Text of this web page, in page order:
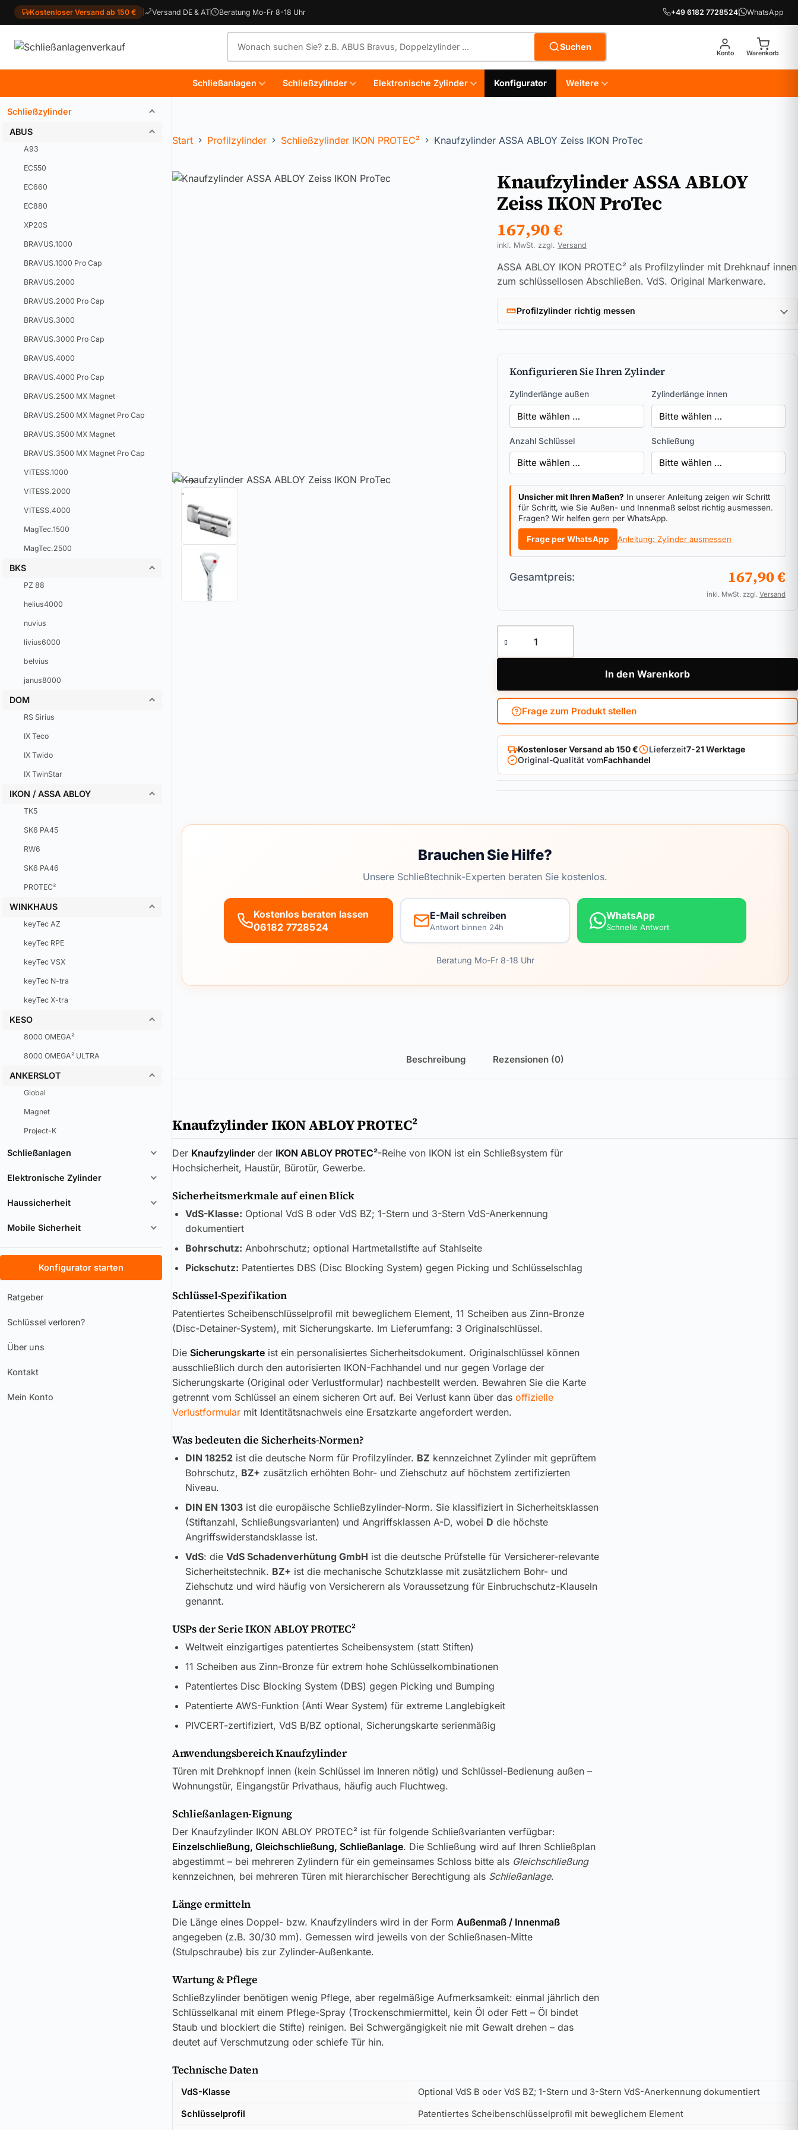
Kostenloser Versand ab 150 € Versand DE & AT Beratung Mo-Fr 8-18 Uhr +49 6182 7728524 WhatsApp
Suchen
Konto Warenkorb
Schließanlagen Schließzylinder Elektronische Zylinder Konfigurator Weitere
Schließzylinder
ABUS
A93
EC550
EC660
EC880
XP20S
BRAVUS.1000
BRAVUS.1000 Pro Cap
BRAVUS.2000
BRAVUS.2000 Pro Cap
BRAVUS.3000
BRAVUS.3000 Pro Cap
BRAVUS.4000
BRAVUS.4000 Pro Cap
BRAVUS.2500 MX Magnet
BRAVUS.2500 MX Magnet Pro Cap
BRAVUS.3500 MX Magnet
BRAVUS.3500 MX Magnet Pro Cap
VITESS.1000
VITESS.2000
VITESS.4000
MagTec.1500
MagTec.2500
BKS
PZ 88
helius4000
nuvius
livius6000
belvius
janus8000
DOM
RS Sirius
IX Teco
IX Twido
IX TwinStar
IKON / ASSA ABLOY
TK5
SK6 PA45
RW6
SK6 PA46
PROTEC²
WINKHAUS
keyTec AZ
keyTec RPE
keyTec VSX
keyTec N-tra
keyTec X-tra
KESO
8000 OMEGA²
8000 OMEGA² ULTRA
ANKERSLOT
Global
Magnet
Project-K
Schließanlagen
Elektronische Zylinder
Haussicherheit
Mobile Sicherheit
Konfigurator starten
Ratgeber
Schlüssel verloren?
Über uns
Kontakt
Mein Konto
Start Profilzylinder Schließzylinder IKON PROTEC² Knaufzylinder ASSA ABLOY Zeiss IKON ProTec
Knaufzylinder ASSA ABLOY
Zeiss IKON ProTec
167,90€
inkl. MwSt. zzgl. Versand
ASSA ABLOY IKON PROTEC² als Profilzylinder mit Drehknauf innen
zum schlüssellosen Abschließen. VdS. Original Markenware.
Profilzylinder richtig messen
Konfigurieren Sie Ihren Zylinder
Zylinderlänge außen Zylinderlänge innen
Anzahl Schlüssel Schließung
Unsicher mit Ihren Maßen? In unserer Anleitung zeigen wir Schritt
für Schritt, wie Sie Außen- und Innenmaß selbst richtig ausmessen.
Fragen? Wir helfen gern per WhatsApp.
Frage per WhatsApp Anleitung: Zylinder ausmessen
Gesamtpreis: 167,90 €
inkl. MwSt. zzgl. Versand
In den Warenkorb
Frage zum Produkt stellen
Kostenloser Versand ab 150 € Lieferzeit7-21 Werktage
Original-Qualität vomFachhandel
Brauchen Sie Hilfe?
Unsere Schließtechnik-Experten beraten Sie kostenlos.
Kostenlos beraten lassen
06182 7728524
E-Mail schreiben
Antwort binnen 24h
WhatsApp
Schnelle Antwort
Beratung Mo-Fr 8-18 Uhr
Beschreibung Rezensionen (0)
Knaufzylinder IKON ABLOY PROTEC²
Der Knaufzylinder der IKON ABLOY PROTEC²-Reihe von IKON ist ein Schließsystem für
Hochsicherheit, Haustür, Bürotür, Gewerbe.
Sicherheitsmerkmale auf einen Blick
VdS-Klasse: Optional VdS B oder VdS BZ; 1-Stern und 3-Stern VdS-Anerkennung
dokumentiert
Bohrschutz: Anbohrschutz; optional Hartmetallstifte auf Stahlseite
Pickschutz: Patentiertes DBS (Disc Blocking System) gegen Picking und Schlüsselschlag
Schlüssel-Spezifikation
Patentiertes Scheibenschlüsselprofil mit beweglichem Element, 11 Scheiben aus Zinn-Bronze
(Disc-Detainer-System), mit Sicherungskarte. Im Lieferumfang: 3 Originalschlüssel.
Die Sicherungskarte ist ein personalisiertes Sicherheitsdokument. Originalschlüssel können
ausschließlich durch den autorisierten IKON-Fachhandel und nur gegen Vorlage der
Sicherungskarte (Original oder Verlustformular) nachbestellt werden. Bewahren Sie die Karte
getrennt vom Schlüssel an einem sicheren Ort auf. Bei Verlust kann über das offizielle
Verlustformular mit Identitätsnachweis eine Ersatzkarte angefordert werden.
Was bedeuten die Sicherheits-Normen?
DIN 18252ist die deutsche Norm für Profilzylinder. BZ kennzeichnet Zylinder mit geprüftem
Bohrschutz, BZ+ zusätzlich erhöhten Bohr- und Ziehschutz auf höchstem zertifizierten
Niveau.
DIN EN 1303ist die europäische Schließzylinder-Norm. Sie klassifiziert in Sicherheitsklassen
(Stiftanzahl, Schließungsvarianten) und Angriffsklassen A-D, wobei D die höchste
Angriffswiderstandsklasse ist.
VdS: die VdS Schadenverhütung GmbH ist die deutsche Prüfstelle für Versicherer-relevante
Sicherheitstechnik. BZ+ ist die mechanische Schutzklasse mit zusätzlichem Bohr- und
Ziehschutz und wird häufig von Versicherern als Voraussetzung für Einbruchschutz-Klauseln
genannt.
USPs der Serie IKON ABLOY PROTEC²
Weltweit einzigartiges patentiertes Scheibensystem (statt Stiften)
11 Scheiben aus Zinn-Bronze für extrem hohe Schlüsselkombinationen
Patentiertes Disc Blocking System (DBS) gegen Picking und Bumping
Patentierte AWS-Funktion (Anti Wear System) für extreme Langlebigkeit
PIVCERT-zertifiziert, VdS B/BZ optional, Sicherungskarte serienmäßig
Anwendungsbereich Knaufzylinder
Türen mit Drehknopf innen (kein Schlüssel im Inneren nötig) und Schlüssel-Bedienung außen –
Wohnungstür, Eingangstür Privathaus, häufig auch Fluchtweg.
Schließanlagen-Eignung
Der Knaufzylinder IKON ABLOY PROTEC² ist für folgende Schließvarianten verfügbar:
Einzelschließung, Gleichschließung, Schließanlage. Die Schließung wird auf Ihren Schließplan
abgestimmt – bei mehreren Zylindern für ein gemeinsames Schloss bitte als Gleichschließung
kennzeichnen, bei mehreren Türen mit hierarchischer Berechtigung als Schließanlage.
Länge ermitteln
Die Länge eines Doppel- bzw. Knaufzylinders wird in der Form Außenmaß / Innenmaß
angegeben (z.B. 30/30 mm). Gemessen wird jeweils von der Schließnasen-Mitte
(Stulpschraube) bis zur Zylinder-Außenkante.
Wartung & Pflege
Schließzylinder benötigen wenig Pflege, aber regelmäßige Aufmerksamkeit: einmal jährlich den
Schlüsselkanal mit einem Pflege-Spray (Trockenschmiermittel, kein Öl oder Fett – Öl bindet
Staub und blockiert die Stifte) reinigen. Bei Schwergängigkeit nie mit Gewalt drehen – das
deutet auf Verschmutzung oder schiefe Tür hin.
Technische Daten
VdS-Klasse Optional VdS B oder VdS BZ; 1-Stern und 3-Stern VdS-Anerkennung dokumentiert
Schlüsselprofil Patentiertes Scheibenschlüsselprofil mit beweglichem Element